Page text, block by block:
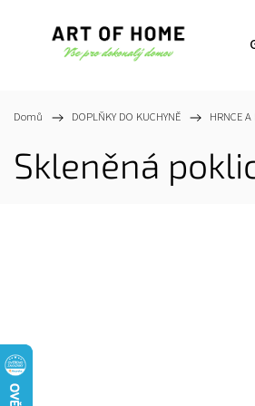
Domů / DOPLŇKY DO KUCHYNĚ / HRNCE A
Skleněná